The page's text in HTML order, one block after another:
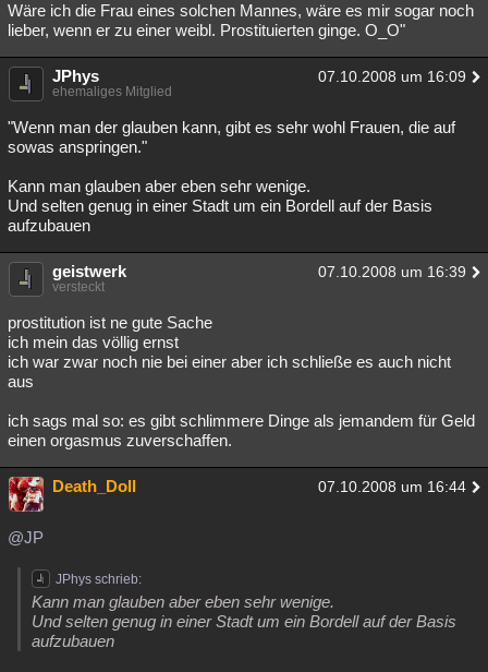
Wäre ich die Frau eines solchen Mannes, wäre es mir sogar noch
lieber, wenn er zu einer weibl. Prostituierten ginge. O_O"
JPhys 07.10.2008 um 16:09
ehemaliges Mitglied
"Wenn man der glauben kann, gibt es sehr wohl Frauen, die auf
sowas anspringen."
Kann man glauben aber eben sehr wenige.
Und selten genug in einer Stadt um ein Bordell auf der Basis
aufzubauen
geistwerk 07.10.2008 um 16:39
versteckt
prostitution ist ne gute Sache
ich mein das völlig ernst
ich war zwar noch nie bei einer aber ich schließe es auch nicht
aus
ich sags mal so: es gibt schlimmere Dinge als jemandem für Geld
einen orgasmus zuverschaffen.
Death_Doll 07.10.2008 um 16:44
@JP
JPhys schrieb:
Kann man glauben aber eben sehr wenige.
Und selten genug in einer Stadt um ein Bordell auf der Basis
aufzubauen